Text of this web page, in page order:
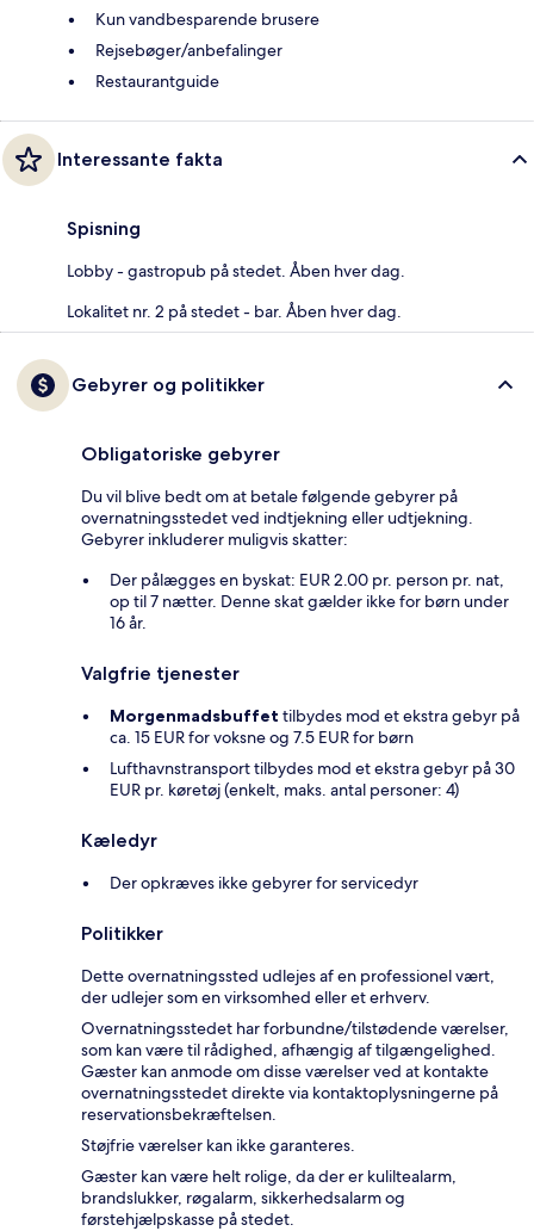
Kun vandbesparende brusere
Rejsebøger/anbefalinger
Restaurantguide
Interessante fakta
Spisning
Lobby - gastropub på stedet. Åben hver dag.
Lokalitet nr. 2 på stedet - bar. Åben hver dag.
Gebyrer og politikker
Obligatoriske gebyrer
Du vil blive bedt om at betale følgende gebyrer på
overnatningsstedet ved indtjekning eller udtjekning.
Gebyrer inkluderer muligvis skatter:
Der pålægges en byskat: EUR 2.00 pr. person pr. nat,
op til 7 nætter. Denne skat gælder ikke for børn under
16 år.
Valgfrie tjenester
Morgenmadsbuffet tilbydes mod et ekstra gebyr på
ca. 15 EUR for voksne og 7.5 EUR for børn
Lufthavnstransport tilbydes mod et ekstra gebyr på 30
EUR pr. køretøj (enkelt, maks. antal personer: 4)
Kæledyr
Der opkræves ikke gebyrer for servicedyr
Politikker
Dette overnatningssted udlejes af en professionel vært,
der udlejer som en virksomhed eller et erhverv.
Overnatningsstedet har forbundne/tilstødende værelser,
som kan være til rådighed, afhængig af tilgængelighed.
Gæster kan anmode om disse værelser ved at kontakte
overnatningsstedet direkte via kontaktoplysningerne på
reservationsbekræftelsen.
Støjfrie værelser kan ikke garanteres.
Gæster kan være helt rolige, da der er kuliltealarm,
brandslukker, røgalarm, sikkerhedsalarm og
førstehjælpskasse på stedet.